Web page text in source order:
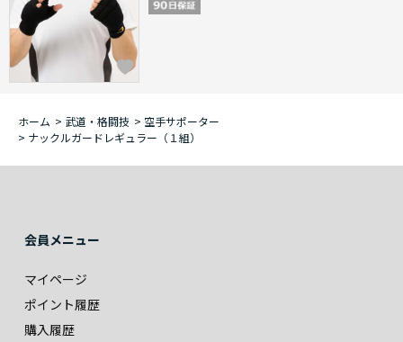
ホーム > 武道・格闘技 > 空手サポーター
> ナックルガードレギュラー（１組）
会員メニュー
マイページ
ポイント履歴
購入履歴